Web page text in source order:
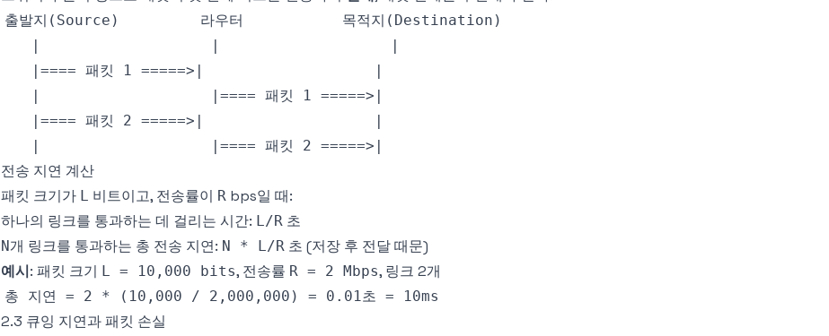
전송 지연 계산
패킷 크기가 L 비트이고, 전송률이 R bps일 때:
하나의 링크를 통과하는 데 걸리는 시간: L/R 초
N개 링크를 통과하는 총 전송 지연: N * L/R 초 (저장 후 전달 때문)
예시: 패킷 크기 L = 10,000 bits, 전송률 R = 2 Mbps, 링크 2개
2.3 큐잉 지연과 패킷 손실